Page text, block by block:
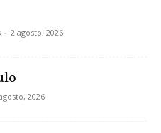
- 2 agosto, 2026
2026